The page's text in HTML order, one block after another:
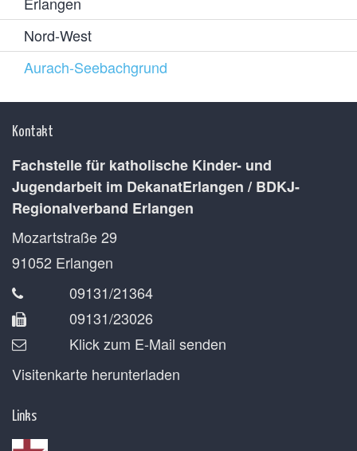
Nord-West
Aurach-Seebachgrund
Kontakt
Fachstelle für katholische Kinder- und
Jugendarbeit im DekanatErlangen / BDKJ-
Regionalverband Erlangen
Mozartstraße 29
91052 Erlangen
09131/21364
09131/23026
Klick zum E-Mail senden
Visitenkarte herunterladen
Links